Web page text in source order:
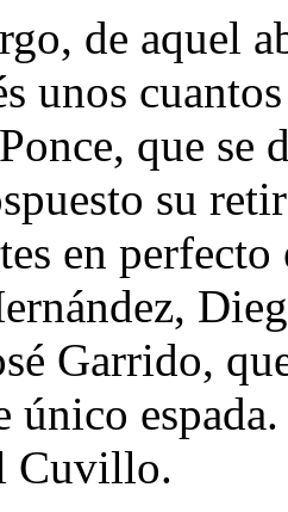
de aquel
unos
que se
su
en
Garrido,
único
Cuvillo.